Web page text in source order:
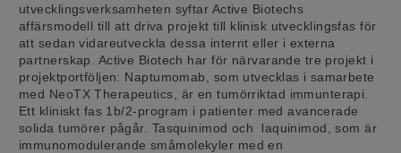
utvecklingsverksamheten syftar Active Biotechs
affärsmodell till att driva projekt till klinisk utvecklingsfas för
att sedan vidareutveckla dessa internt eller i externa
partnerskap. Active Biotech har för närvarande tre projekt i
projektportföljen: Naptumomab, som utvecklas i samarbete
med NeoTX Therapeutics, är en tumörriktad immunterapi.
Ett kliniskt fas 1b/2-program i patienter med avancerade
solida tumörer pågår. Tasquinimod och laquinimod, som är
immunomodulerande småmolekyler med en